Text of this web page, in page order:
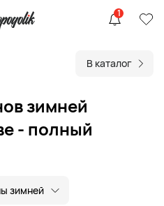
1
В каталог
зимней
- полный
зимней